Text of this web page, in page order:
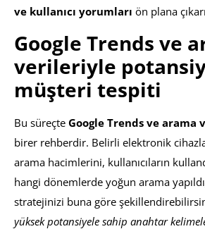
ve kullanıcı yorumları ön plana
Google Trends ve
verileriyle
müşteri tespiti
Bu süreçte Google Trends ve arama
birer rehberdir. Belirli elektronik
arama hacimlerini, kullanıcıların
hangi dönemlerde yoğun arama
stratejinizi buna göre
yüksek potansiyele sahip anahtar